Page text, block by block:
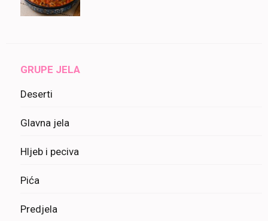
GRUPE JELA
Deserti
Glavna jela
Hljeb i peciva
Pića
Predjela